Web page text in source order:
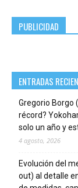
PUBLICIDAD
ENTRADAS
Gregorio Borgo
récord?
solo un año y
4 agosto, 2026
Evolución del
out) al detalle